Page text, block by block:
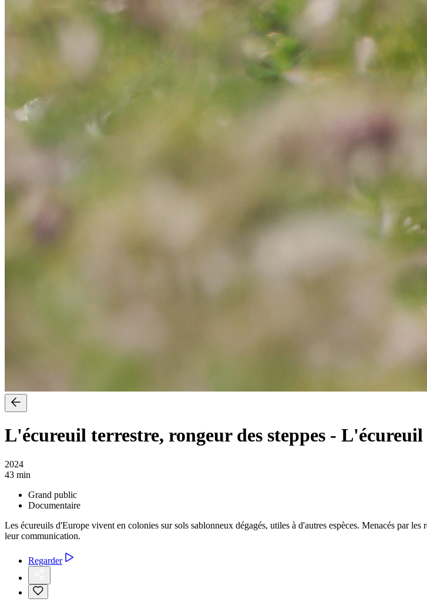
L'écureuil terrestre, rongeur des steppes - L'écureuil
2024
43 min
Grand public
Documentaire
Les écureuils d'Europe vivent en colonies sur sols sablonneux dégagés, utiles à d'autres espèces. Menacés par
leur communication.
Regarder